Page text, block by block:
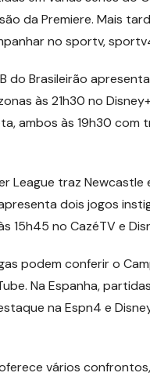
da Premiere. Mais
no sportv,
do Brasileirão
às 21h30 no
ambos às 19h30 com
League traz Newcastle
dois jogos
15h45 no CazéTV e
podem conferir o
Na Espanha,
na Espn4 e
vários